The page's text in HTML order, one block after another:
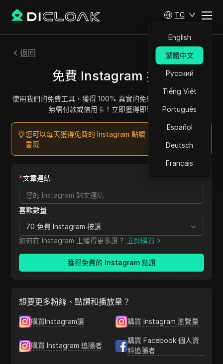
TC
English
繁體中文
Русский
Tiếng Việt
Português
Español
Deutsch
Français
返回
免費 Instagram 按讚
使用我們的免費工具，獲得 100% 真實的免費 Instagram 點讚，
無需付款或信用卡！立即獲得即時點讚。
您可以每天獲得免費的 Instagram 點讚，請將此網站加入
書籤
*文章連結
喜歡數量
70 免費 Instagram 按讚
如何在 Instagram 上獲得更多讚？ 立即購買
獲得免費的 Instagram 點讚
想要更多粉絲、點讚和播放量？
購買Instagram讚 購買 Instagram 瀏覽量
購買 Instagram 追隨者
購買 Facebook 個人資
料追隨者